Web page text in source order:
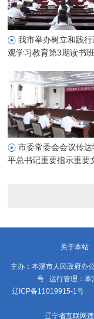
我市举办树立和践
观学习教育第3期读书
市委常委会会议传
平总书记重要指示重要
关于本站
主办：本溪市人民政府办
号 运行管理：本
辽ICP备11019915-1号
辽宁省互联网